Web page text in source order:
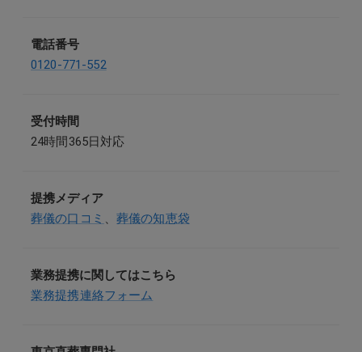
電話番号
0120-771-552
受付時間
24時間365日対応
提携メディア
葬儀の口コミ 、葬儀の知恵袋
業務提携に関してはこちら
業務提携連絡フォーム